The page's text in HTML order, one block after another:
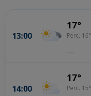
13:00
17°
Perc. 16°
—
14:00
17°
Perc. 15°